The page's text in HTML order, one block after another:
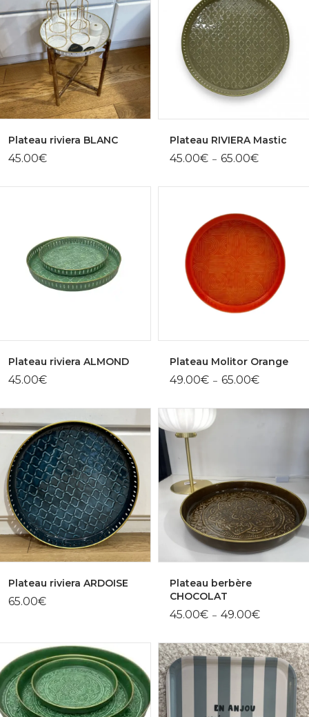
Plateau riviera BLANC
45.00€
Plateau RIVIERA Mastic
45.00€ – 65.00€Plage
45.00€
Plateau riviera ALMOND
45.00€
Plateau Molitor Orange
49.00€ – 65.00€Plage
49.00€
Plateau riviera ARDOISE
65.00€
Plateau berbère
CHOCOLAT
45.00€ – 49.00€Plage
45.00€
à
49.00€